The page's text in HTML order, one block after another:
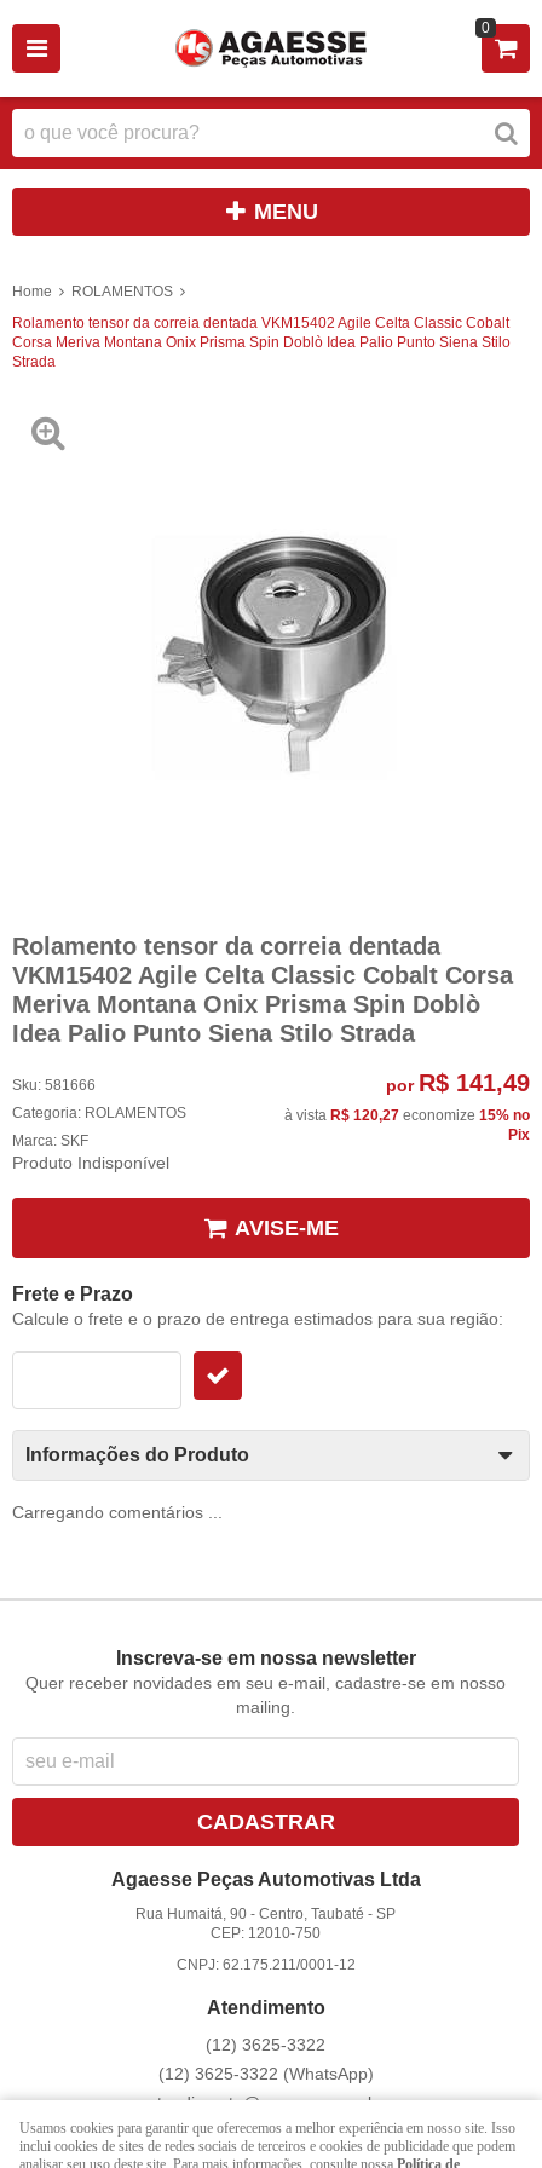
0
MENU
Home
ROLAMENTOS
Rolamento tensor da correia dentada VKM15402 Agile Celta Classic Cobalt
Corsa Meriva Montana Onix Prisma Spin Doblò Idea Palio Punto Siena Stilo
Strada
Rolamento tensor da correia dentada
VKM15402 Agile Celta Classic Cobalt Corsa
Meriva Montana Onix Prisma Spin Doblò
Idea Palio Punto Siena Stilo Strada
Sku: 581666
Categoria: ROLAMENTOS
Marca: SKF
Produto Indisponível
por R$ 141,49
à vista R$ 120,27 economize 15% no
Pix
AVISE-ME
Frete e Prazo
Calcule o frete e o prazo de entrega estimados para sua região:
Informações do Produto
Carregando comentários ...
Inscreva-se em nossa newsletter
Quer receber novidades em seu e-mail, cadastre-se em nosso
mailing.
CADASTRAR
Agaesse Peças Automotivas Ltda
Rua Humaitá, 90 -Centro, Taubaté -SP
CEP: 12010-750
CNPJ: 62.175.211/0001-12
Atendimento
(12) 3625-3322
(12) 3625-3322 (WhatsApp)
atendimento@agaesse.com.br
Usamos cookies para garantir que oferecemos a melhor experiência em nosso site. Isso
inclui cookies de sites de redes sociais de terceiros e cookies de publicidade que podem
analisar seu uso deste site. Para mais informações, consulte nossa Política de